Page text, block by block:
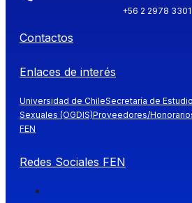
+56 2 2978 3301
Contactos
Enlaces de interés
Universidad de ChileSecretaría de
Sexuales (OGDIS)Proveedores/
FEN
Redes Sociales FEN